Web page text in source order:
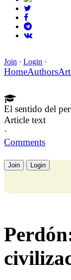
Join · Login ·
HomeAuthors
El sentido del
Article text
·
Comments
Join Login